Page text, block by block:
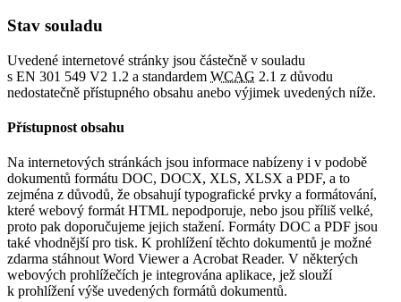
Stav souladu
Uvedené internetové stránky jsou částečně v souladu
s EN 301 549 V2 1.2 a standardem WCAG 2.1 z důvodu
nedostatečně přístupného obsahu anebo výjimek uvedených níže.
Přístupnost obsahu
Na internetových stránkách jsou informace nabízeny i v podobě
dokumentů formátu DOC, DOCX, XLS, XLSX a PDF, a to
zejména z důvodů, že obsahují typografické prvky a formátování,
které webový formát HTML nepodporuje, nebo jsou příliš velké,
proto pak doporučujeme jejich stažení. Formáty DOC a PDF jsou
také vhodnější pro tisk. K prohlížení těchto dokumentů je možné
zdarma stáhnout Word Viewer a Acrobat Reader. V některých
webových prohlížečích je integrována aplikace, jež slouží
k prohlížení výše uvedených formátů dokumentů.